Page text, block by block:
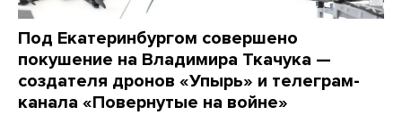
Под Екатеринбургом совершено
покушение на Владимира Ткачука —
создателя дронов «Упырь» и телеграм-
канала «Повернутые на войне»